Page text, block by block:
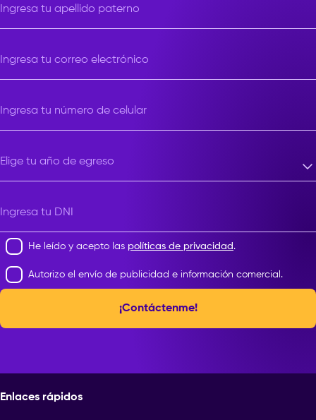
Ingresa tu apellido paterno
Ingresa tu correo electrónico
Ingresa tu número de celular
Elige tu año de egreso
Ingresa tu DNI
He leído y acepto las políticas de privacidad .
Autorizo el envío de publicidad e información comercial.
¡Contáctenme!
Enlaces rápidos